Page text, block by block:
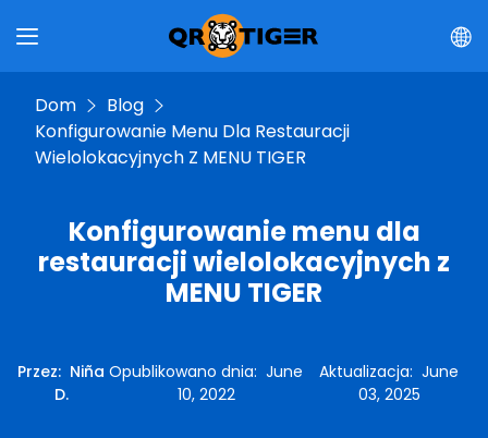
Dom
Blog
Konfigurowanie Menu Dla Restauracji
Wielolokacyjnych Z MENU TIGER
Konfigurowanie menu dla
restauracji wielolokacyjnych z
MENU TIGER
Przez: Niña
D.
Opublikowano dnia:June
10, 2022
Aktualizacja:June
03, 2025